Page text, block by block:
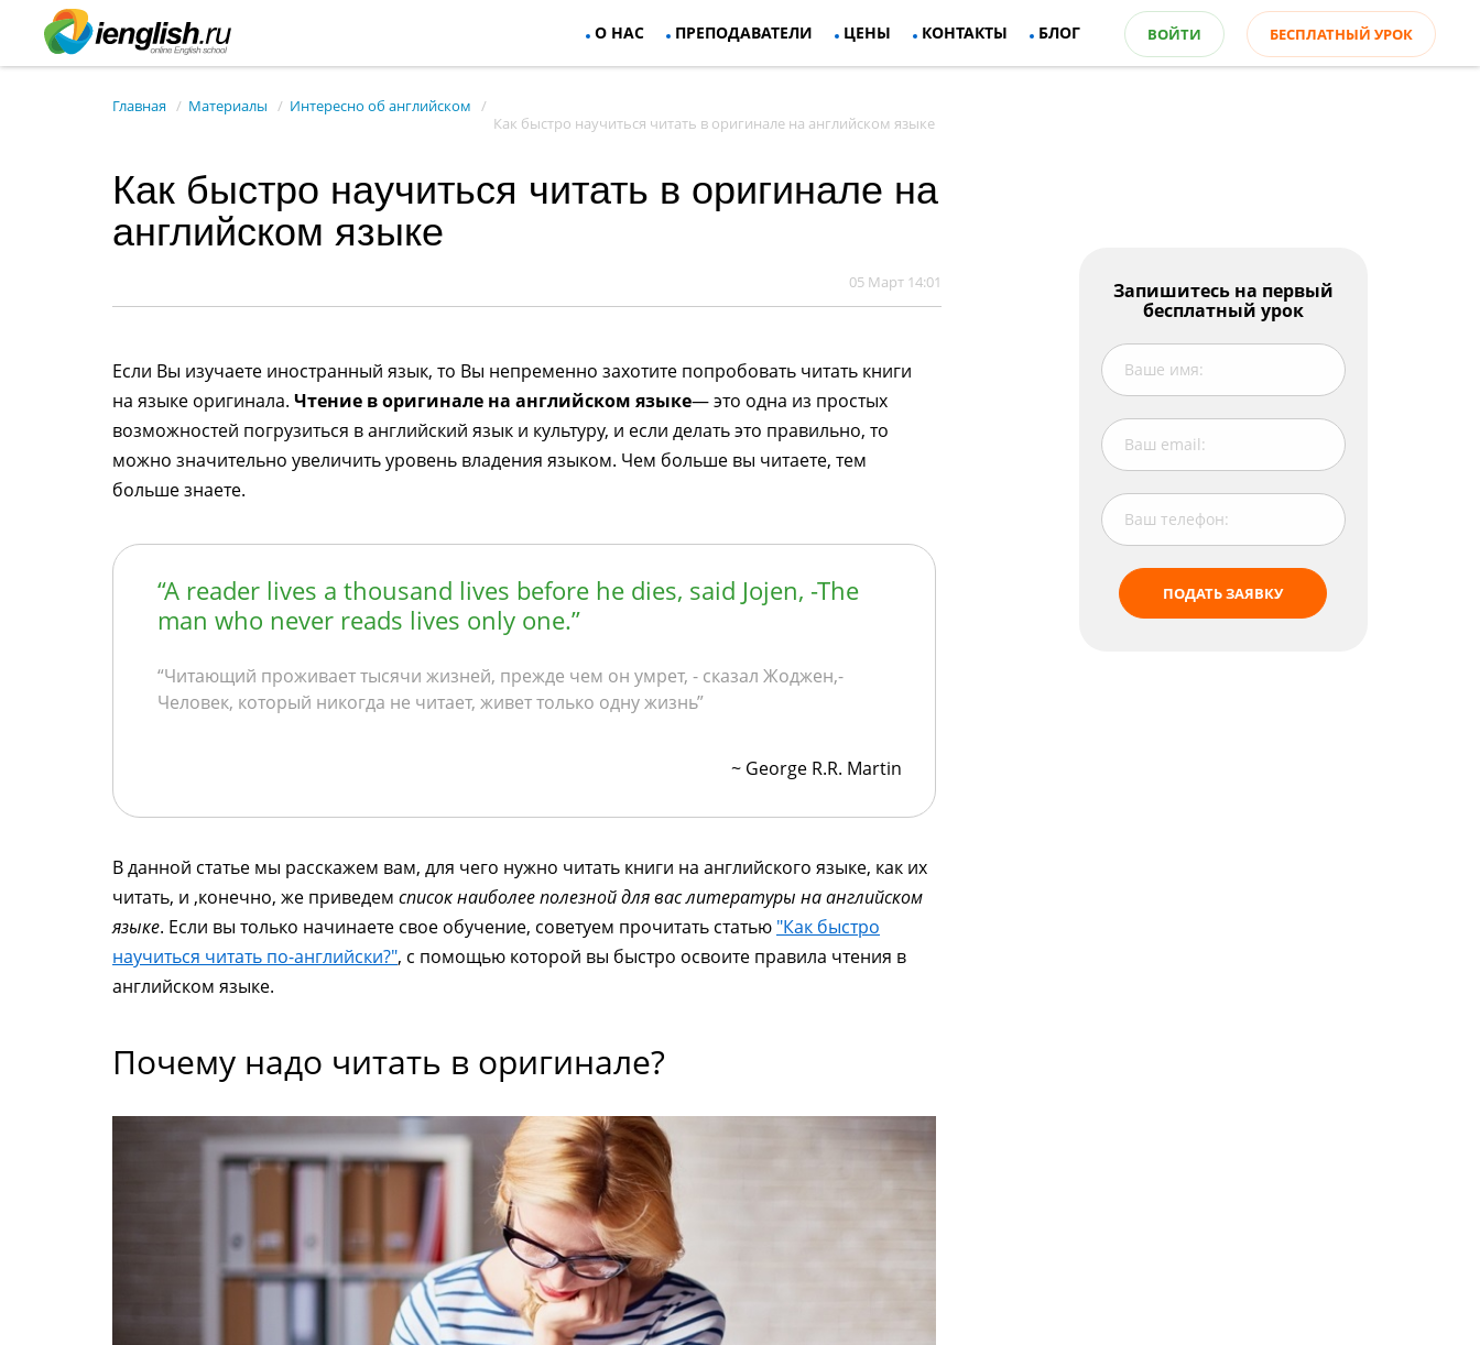
ВОЙТИ БЕСПЛАТНЫЙ УРОК
О НАС ПРЕПОДАВАТЕЛИ ЦЕНЫ КОНТАКТЫ БЛОГ
Главная Материалы
Интересно об английском
Как быстро научиться читать в оригинале на английском языке
Как быстро научиться читать в оригинале на
английском языке
05 Март 14:01 Оглавление
Почему надо читать в оригинале?
Как начать читать в оригинале?
Адаптированная литература для
5 советов для начинающих читать книги
на английском языке
Запишитесь на первый
бесплатный урок
ПОДАТЬ ЗАЯВКУ
Если Вы изучаете иностранный язык, то Вы непременно захотите попробовать читать книги
на языке оригинала. Чтение в оригинале на английском языке— это одна из простых
возможностей погрузиться в английский язык и культуру, и если делать это правильно, то
можно значительно увеличить уровень владения языком. Чем больше вы читаете, тем
больше знаете.
“A reader lives a thousand lives before he dies, said Jojen, -The
man who never reads lives only one.”
“Читающий проживает тысячи жизней, прежде чем он умрет, - сказал Жоджен,-
Человек, который никогда не читает, живет только одну жизнь”
~ George R.R. Martin
В данной статье мы расскажем вам, для чего нужно читать книги на английского языке, как их
читать, и ,конечно, же приведем список наиболее полезной для вас литературы на английском
языке. Если вы только начинаете свое обучение, советуем прочитать статью "Как быстро
научиться читать по-английски?", с помощью которой вы быстро освоите правила чтения в
английском языке.
Почему надо читать в оригинале?